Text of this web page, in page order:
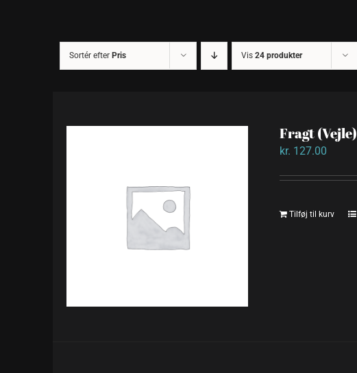
Sortér efter Pris Vis 24 produkter
Fragt (Vejle)
kr. 127.00
Tilføj til kurv